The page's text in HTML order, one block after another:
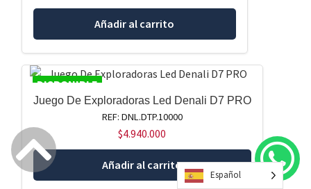
Añadir al carrito
DISPONIBLE
Juego De Exploradoras Led Denali D7 PRO
REF: DNL.DTP.10000
$4.940.000
Añadir al carrito
Español